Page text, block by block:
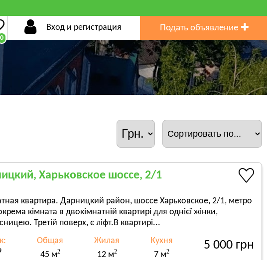
0
Вход и регистрация Подать объявление
Харьковское шоссе, 2/1
квартира. Дарницкий район, шоссе Харьковское, 2/1, метро
кімната в двокімнатній квартирі для однієї жінки,
Третій поверх, є ліфт.В квартирі...
Общая
45 м2
Жилая
12 м2
Кухня
7 м2 5 000 грн